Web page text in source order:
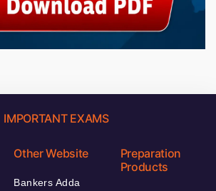
IMPORTANT EXAMS
Other Website
Bankers Adda
Preparation
Products